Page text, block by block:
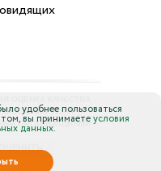
удобнее пользоваться
вы принимаетеусловия
данных.